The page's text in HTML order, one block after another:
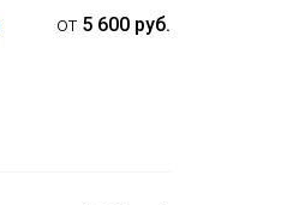
от 5 600 руб.